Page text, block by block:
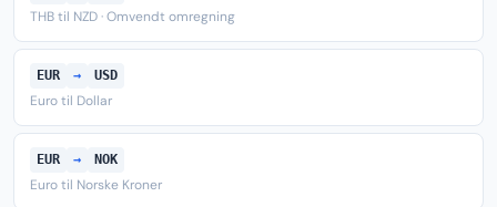
THB til NZD · Omvendt omregning
EUR → USD
Euro til Dollar
EUR → NOK
Euro til Norske Kroner